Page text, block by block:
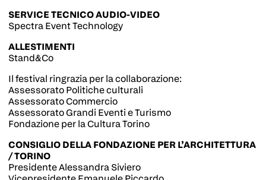
SERVICE TECNICO AUDIO-VIDEO
Spectra Event Technology
ALLESTIMENTI
Stand&Co
Il festival ringrazia per la collaborazione:
Assessorato Politiche culturali
Assessorato Commercio
Assessorato Grandi Eventi e Turismo
Fondazione per la Cultura Torino
CONSIGLIO DELLA FONDAZIONE PER L’ARCHITETTURA
/ TORINO
Presidente Alessandra Siviero